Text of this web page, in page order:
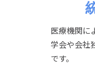
医療機関に
学会や会社
です。